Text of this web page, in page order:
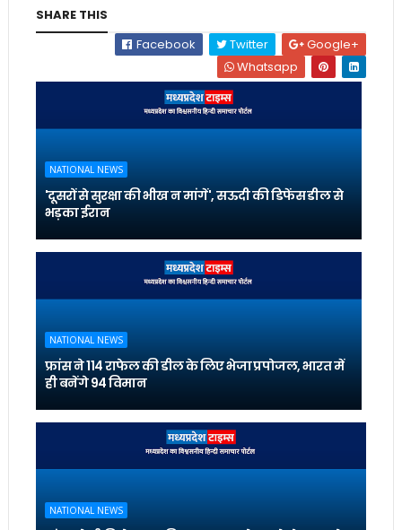
SHARE THIS
Facebook
Twitter
Google+
Whatsapp
NATIONAL NEWS
'दूसरों से सुरक्षा की भीख न मांगें', सऊदी की डिफेंस डील से
भड़का ईरान
NATIONAL NEWS
फ्रांस ने 114 राफेल की डील के लिए भेजा प्रपोजल, भारत में
ही बनेंगे 94 विमान
NATIONAL NEWS